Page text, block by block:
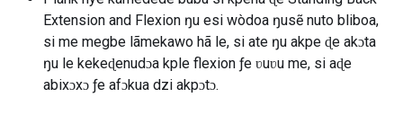
Extension and Flexion ŋu esi wòdoa ŋusẽ nuto bliboa,
si me megbe lãmekawo hã le, si ate ŋu akpe ɖe akɔta
ŋu le kekeɖenudɔa kple flexion ƒe ʋuʋu me, si aɖe
abixɔxɔ ƒe afɔkua dzi akpɔtɔ.